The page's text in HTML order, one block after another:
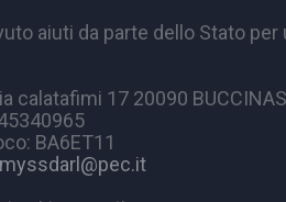
aiuti da parte dello Stato
calatafimi 17 20090
BA6ET11